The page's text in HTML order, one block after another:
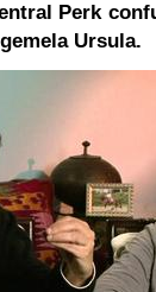
Perk
Ursula.